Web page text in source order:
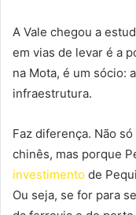
A Vale chegou a
em vias de levar é a
na Mota, é um sócio:
infraestrutura.
Faz diferença. Não
chinês, mas porque
investimento de
Ou seja, se for para